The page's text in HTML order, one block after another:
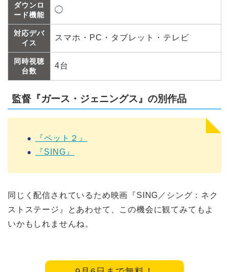
ダウンロ
ード機能
◯
対応デバ
イス
スマホ・PC・タブレット・テレビ
同時視聴
台数
4台
監督『ガース・ジェニングス』の別作品
『ペット２』
『SING』
同じく配信されているため映画『SING／シング：ネク
ストステージ』とあわせて、この機会に観てみてもよ
いかもしれませんね。